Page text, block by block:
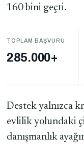
160 bini geçti.
TOPLAM BAŞVURU
285.000+
Destek yalnızca
evlilik yolundaki
danışmanlık